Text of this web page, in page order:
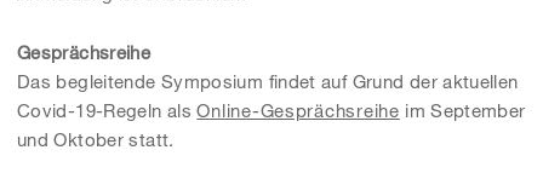
Gesprächsreihe
Das begleitende Symposium findet auf Grund der aktuellen
Covid-19-Regeln alsOnline-Gesprächsreihe im September
und Oktober statt.